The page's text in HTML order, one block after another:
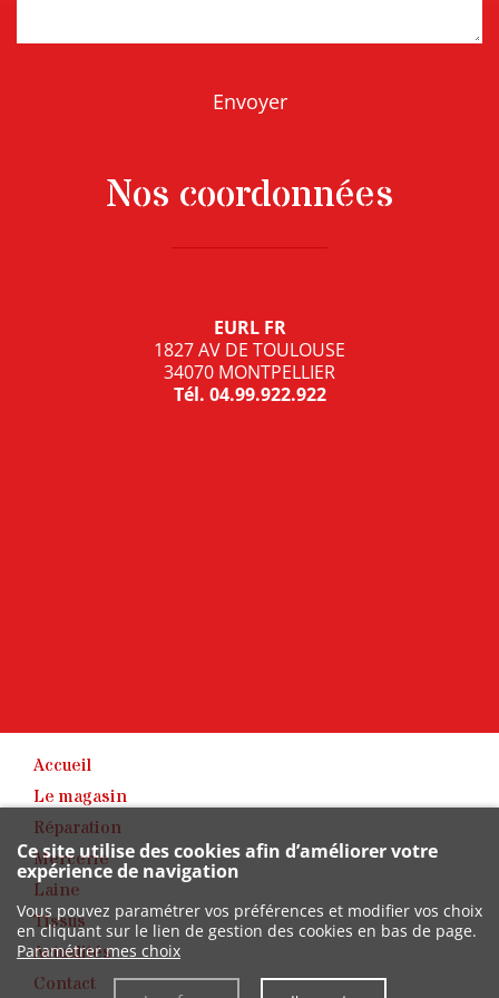
Nos coordonnées
EURL FR
1827 AV DE TOULOUSE
34070 MONTPELLIER
Tél. 04.99.922.922
Accueil
Le magasin
Réparation
Mercerie
Laine
Tissus
Actualités
Contact
Ce site utilise des cookies afin d’améliorer votre
expérience de navigation
Vous pouvez paramétrer vos préférences et modifier vos choix
en cliquant sur le lien de gestion des cookies en bas de page.
Paramétrer mes choix